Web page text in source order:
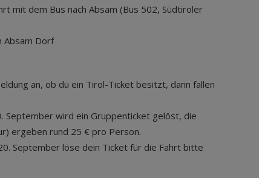
mit dem Bus nach Absam (Bus 502, Südtiroler
Absam Dorf
an, ob du ein Tirol-Ticket besitzt, dann fallen
September wird ein Gruppenticket gelöst, die
ergeben rund 25 € pro Person.
September löse dein Ticket für die Fahrt bitte